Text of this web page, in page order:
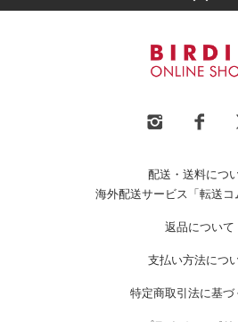
配送・送料につ
海外配送サービス「転送コ
返品について
支払い方法につ
特定商取引法に基づ